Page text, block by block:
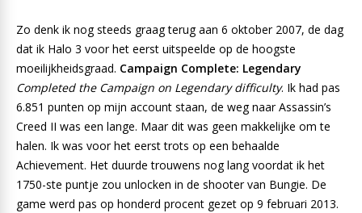
Zo denk ik nog steeds graag terug aan 6 oktober 2007, de dag
dat ik Halo 3 voor het eerst uitspeelde op de hoogste
moeilijkheidsgraad. Campaign Complete: Legendary
Completed the Campaign on Legendary difficulty. Ik had pas
6.851 punten op mijn account staan, de weg naar Assassin’s
Creed II was een lange. Maar dit was geen makkelijke om te
halen. Ik was voor het eerst trots op een behaalde
Achievement. Het duurde trouwens nog lang voordat ik het
1750-ste puntje zou unlocken in de shooter van Bungie. De
game werd pas op honderd procent gezet op 9 februari 2013.